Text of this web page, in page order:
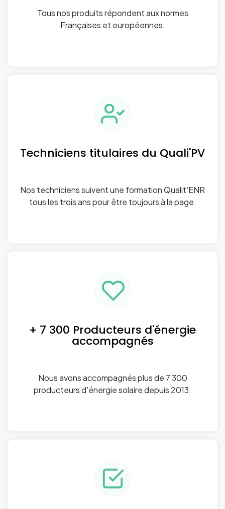
Tous nos produits répondent aux normes
Françaises et européennes.
Techniciens titulaires du Quali'PV
Nos techniciens suivent une formation Qualit'ENR
tous les trois ans pour être toujours à la page.
+ 7 300 Producteurs d'énergie
accompagnés
Nous avons accompagnés plus de 7 300
producteurs d'énergie solaire depuis 2013.